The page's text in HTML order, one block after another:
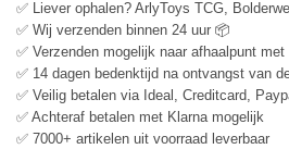
✅ Liever ophalen? ArlyToys TCG,
✅ Wij verzenden binnen 24 uur 📦
✅ Verzenden mogelijk naar afhaalpunt
✅ 14 dagen bedenktijd na ontvangst van
✅ Veilig betalen via Ideal, Creditcard,
✅ Achteraf betalen met Klarna mogelijk
✅ 7000+ artikelen uit voorraad leverbaar